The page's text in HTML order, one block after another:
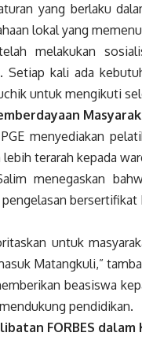
yang berlaku
lokal yang
melakukan
Setiap kali ada
untuk mengikuti
menyediakan
lebih terarah kepada
menegaskan
untuk
Matangkuli,”
beasiswa
pendidikan.
FORBES dalam